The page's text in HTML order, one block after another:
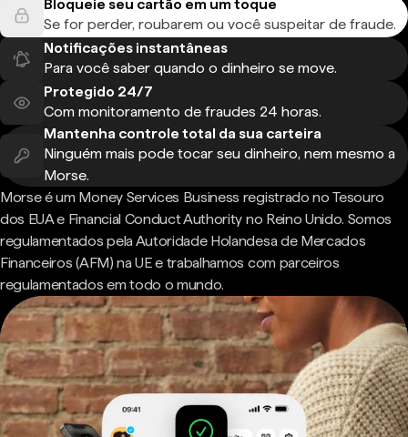
Bloqueie seu cartão em um toque
Se for perder, roubarem ou você suspeitar de fraude.
Notificações instantâneas
Para você saber quando o dinheiro se move.
Protegido 24/7
Com monitoramento de fraudes 24 horas.
Mantenha controle total da sua carteira
Ninguém mais pode tocar seu dinheiro, nem mesmo a
Morse.
Morse é um Money Services Business registrado no Tesouro
dos EUA e Financial Conduct Authority no Reino Unido. Somos
regulamentados pela Autoridade Holandesa de Mercados
Financeiros (AFM) na UE e trabalhamos com parceiros
regulamentados em todo o mundo.